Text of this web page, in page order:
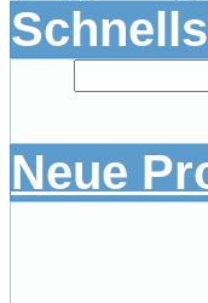
Neue